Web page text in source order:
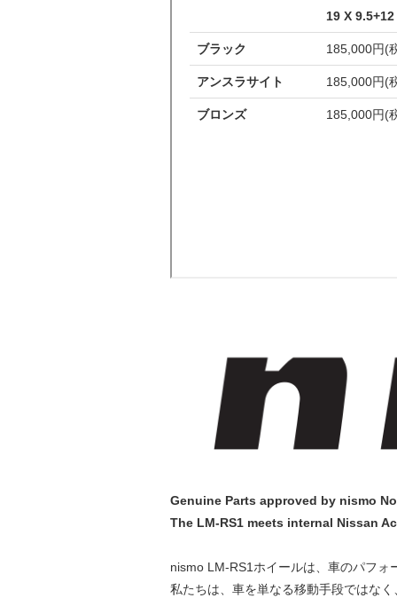
Genuine Parts approved by nismo
The LM-RS1 meets internal Nissan
nismo LM-RS1ホイールは、車のパフ
私たちは、車を単なる移動手段ではな